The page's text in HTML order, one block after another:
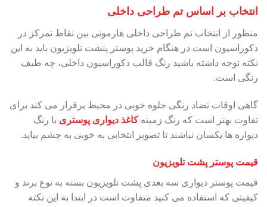
انتخاب بر اساس تم طراحی داخلی
منظور از انتخاب تم طراحی داخلی هارمونی بین نقاط تمرکز در
دکوراسیون است در هنگام خرید پوستر پتشت تلویزیون باید به این
نکته توجه داشته باشید رنگ قالب دکوراسیون داخلی، چه طیف
رنگی است.
گاهی اوقات تضاد رنگی جلوه خوبی در محیط برقرار می کند برای
تفاوت بهتر است که رنگ زمینهکاغذ دیواری پوستری با رنگ
دیواره ها یکسان نباشند تا تصویر انتخابی به خوبی به چشم بیاید.
قیمت پوستر پشت تلویزیون
قیمت پوستر دیواری سه بعدی پشت تلویزیون بسته به نوع برند و
کیفیتی که استفاده می کنید متفاوت است در ابتدا به این نکته